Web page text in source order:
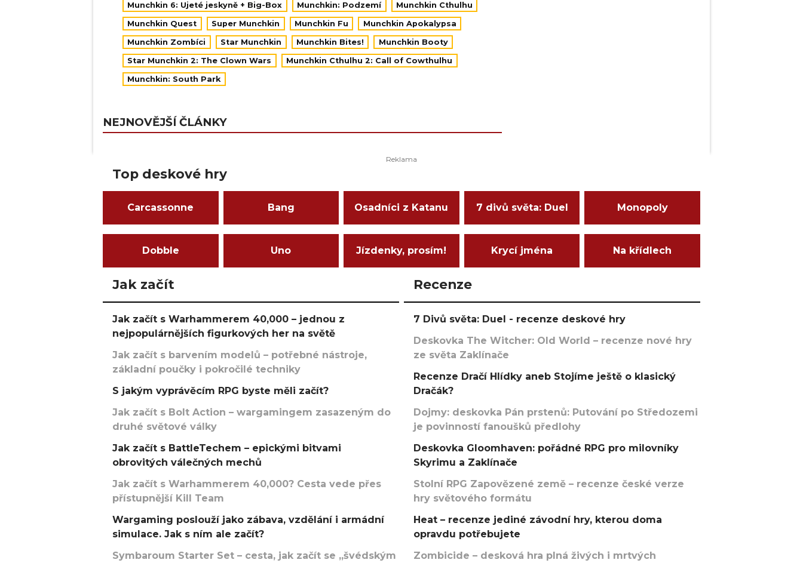
Munchkin 6: Ujeté jeskyně + Big-Box Munchkin: Podzemí Munchkin Cthulhu
Munchkin Quest Super Munchkin Munchkin Fu Munchkin Apokalypsa
Munchkin Zombíci Star Munchkin Munchkin Bites! Munchkin Booty
Star Munchkin 2: The Clown Wars Munchkin Cthulhu 2: Call of Cowthulhu
Munchkin: South Park
NEJNOVĚJŠÍ ČLÁNKY
Top deskové hry
Carcassonne Bang Osadníci z Katanu 7 divů světa: Duel Monopoly
Dobble Uno Jízdenky, prosím! Krycí jména Na křídlech
Jak začít
Jak začít s Warhammerem 40,000 – jednou z
nejpopulárnějších figurkových her na světě
Jak začít s barvením modelů – potřebné nástroje,
základní poučky i pokročilé techniky
S jakým vyprávěcím RPG byste měli začít?
Jak začít s Bolt Action – wargamingem zasazeným do
druhé světové války
Jak začít s BattleTechem – epickými bitvami
obrovitých válečných mechů
Jak začít s Warhammerem 40,000? Cesta vede přes
přístupnější Kill Team
Wargaming poslouží jako zábava, vzdělání i armádní
simulace. Jak s ním ale začít?
Symbaroum Starter Set – cesta, jak začít se „švédským
Recenze
7 Divů světa: Duel - recenze deskové hry
Deskovka The Witcher: Old World – recenze nové hry
ze světa Zaklínače
Recenze Dračí Hlídky aneb Stojíme ještě o klasický
Dračák?
Dojmy: deskovka Pán prstenů: Putování po Středozemi
je povinností fanoušků předlohy
Deskovka Gloomhaven: pořádné RPG pro milovníky
Skyrimu a Zaklínače
Stolní RPG Zapovězené země – recenze české verze
hry světového formátu
Heat – recenze jediné závodní hry, kterou doma
opravdu potřebujete
Zombicide – desková hra plná živých i mrtvých